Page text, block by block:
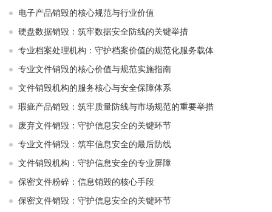
电子产品销毁的核心规范与行业价值
硬盘数据销毁：筑牢数据安全防线的关键举措
专业档案处理机构：守护档案价值的规范化服务载体
专业文件销毁的核心价值与规范实施指南
文件销毁机构的服务核心与安全保障体系
瑕疵产品销毁：筑牢质量防线与市场规范的重要举措
废弃文件销毁：守护信息安全的关键环节
专业文件销毁：筑牢信息安全的最后防线
文件销毁机构：守护信息安全的专业屏障
保密文件粉碎：信息销毁的核心手段
保密文件销毁：守护信息安全的关键环节